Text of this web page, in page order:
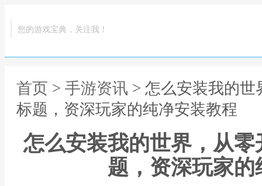
您的游戏宝典，关注我！
首页 > 手游资讯 > 怎么安装我的
标题，资深玩家的纯净安装教程
怎么安装我的世界，从
题，资深玩家